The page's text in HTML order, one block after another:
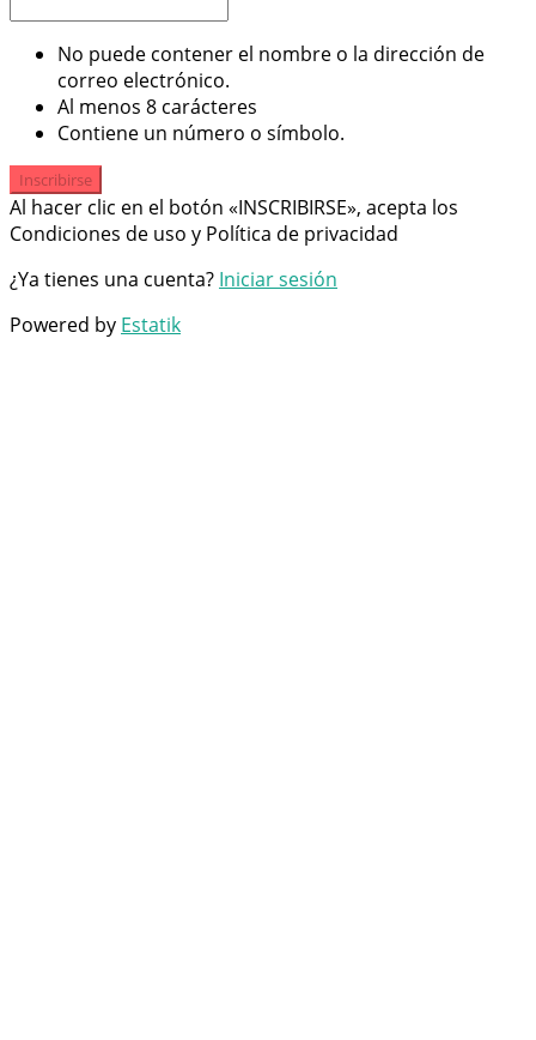
No puede contener el nombre o la dirección de
correo electrónico.
Al menos 8 carácteres
Contiene un número o símbolo.
Inscribirse
Al hacer clic en el botón «INSCRIBIRSE», acepta los
Condiciones de uso y Política de privacidad
¿Ya tienes una cuenta? Iniciar sesión
Powered by Estatik